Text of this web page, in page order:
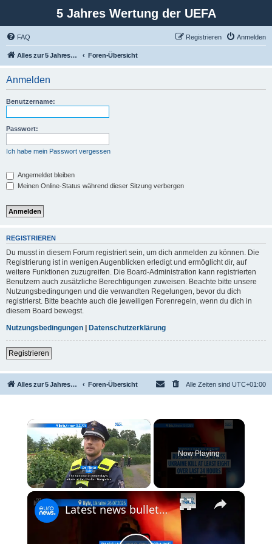
5 Jahres Wertung der UEFA
FAQ Anmelden
Registrieren
Alles zur 5 Jahreswertung / Tabelle der UEFA mit vielen Statistiken. Foren-Übersicht
Anmelden
Benutzername:
Passwort:
Ich habe mein Passwort vergessen
Angemeldet bleiben
Meinen Online-Status während dieser Sitzung verbergen
REGISTRIEREN
Du musst in diesem Forum registriert sein, um dich anmelden zu können. Die
Registrierung ist in wenigen Augenblicken erledigt und ermöglicht dir, auf
weitere Funktionen zuzugreifen. Die Board-Administration kann registrierten
Benutzern auch zusätzliche Berechtigungen zuweisen. Beachte bitte unsere
Nutzungsbedingungen und die verwandten Regelungen, bevor du dich
registrierst. Bitte beachte auch die jeweiligen Forenregeln, wenn du dich in
diesem Board bewegst.
Nutzungsbedingungen | Datenschutzerklärung
Registrieren
Alles zur 5 Jahreswertung / Tabelle der UEFA mit vielen Statistiken. Foren-Übersicht Alle Zeiten sind UTC+01:00
×
Now Playing
×
Latest news bulletin | July 27th, 2026 – Morning